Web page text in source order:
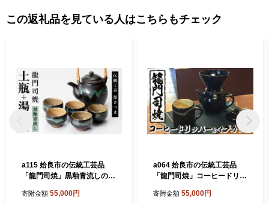
この返礼品を見ている人はこちらもチェック
a115 姶良市の伝統工芸品
「龍門司焼」黒釉青流しの土
門司焼企業組合】 姶良市 陶
寄附金額 55,000円
a064 姶良市の伝統工芸品
「龍門司焼」コーヒードリッ
【龍門司焼企業組合】 姶良
寄附金額 55,000円